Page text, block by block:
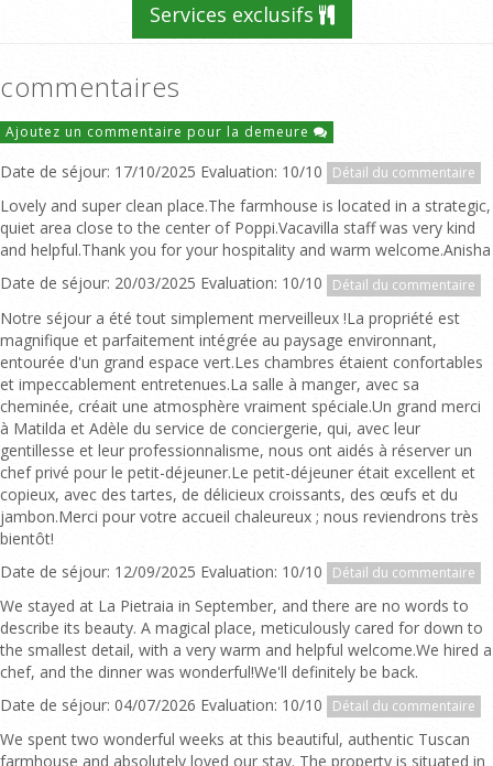
Services exclusifs
commentaires
Ajoutez un commentaire pour la demeure
Date de séjour: 17/10/2025 Evaluation: 10/10 Détail du commentaire
Lovely and super clean place.The farmhouse is located in a strategic,
quiet area close to the center of Poppi.Vacavilla staff was very kind
and helpful.Thank you for your hospitality and warm welcome.Anisha
Date de séjour: 20/03/2025 Evaluation: 10/10
Détail du commentaire
Notre séjour a été tout simplement merveilleux !La propriété est
magnifique et parfaitement intégrée au paysage environnant,
entourée d'un grand espace vert.Les chambres étaient confortables
et impeccablement entretenues.La salle à manger, avec sa
cheminée, créait une atmosphère vraiment spéciale.Un grand merci
à Matilda et Adèle du service de conciergerie, qui, avec leur
gentillesse et leur professionnalisme, nous ont aidés à réserver un
chef privé pour le petit-déjeuner.Le petit-déjeuner était excellent et
copieux, avec des tartes, de délicieux croissants, des œufs et du
jambon.Merci pour votre accueil chaleureux ; nous reviendrons très
bientôt!
Date de séjour: 12/09/2025 Evaluation: 10/10
Détail du commentaire
We stayed at La Pietraia in September, and there are no words to
describe its beauty. A magical place, meticulously cared for down to
the smallest detail, with a very warm and helpful welcome.We hired a
chef, and the dinner was wonderful!We'll definitely be back.
Date de séjour: 04/07/2026 Evaluation: 10/10
Détail du commentaire
We spent two wonderful weeks at this beautiful, authentic Tuscan
farmhouse and absolutely loved our stay. The property is situated in